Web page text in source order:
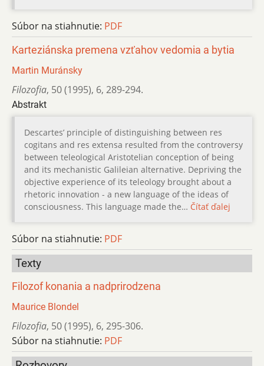
Súbor na stiahnutie: PDF
Karteziánska premena vzťahov vedomia a bytia
Martin Muránsky
Filozofia, 50 (1995), 6, 289-294.
Abstrakt
Descartes’ principle of distinguishing between res
cogitans and res extensa resulted from the controversy
between teleological Aristotelian conception of being
and its mechanistic Galileian alternative. Depriving the
objective experience of its teleology brought about a
rhetoric innovation - a new language of the ideas of
consciousness. This language made the… Čítať ďalej
Súbor na stiahnutie: PDF
Texty
Filozof konania a nadprirodzena
Maurice Blondel
Filozofia, 50 (1995), 6, 295-306.
Súbor na stiahnutie: PDF